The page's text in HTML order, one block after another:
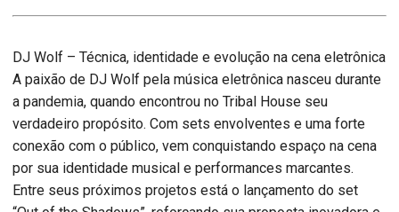
DJ Wolf – Técnica, identidade e evolução na cena eletrônica
A paixão de DJ Wolf pela música eletrônica nasceu durante
a pandemia, quando encontrou no Tribal House seu
verdadeiro propósito. Com sets envolventes e uma forte
conexão com o público, vem conquistando espaço na cena
por sua identidade musical e performances marcantes.
Entre seus próximos projetos está o lançamento do set